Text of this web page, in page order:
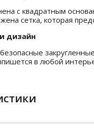
с квадратным
сетка, которая
дизайн
в любой